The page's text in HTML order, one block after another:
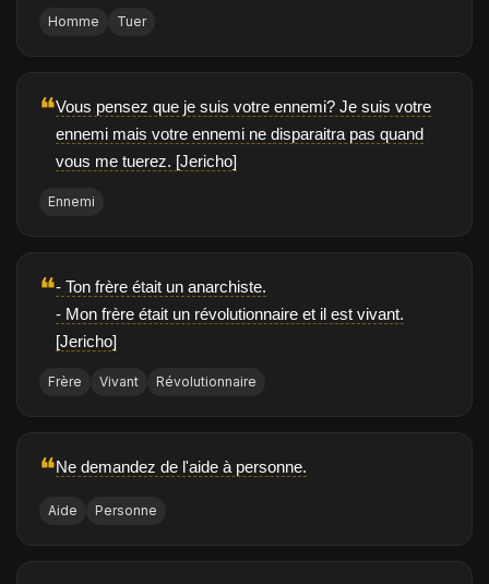
Homme Tuer
❝Vous pensez que je suis votre ennemi? Je suis votre
ennemi mais votre ennemi ne disparaitra pas quand
vous me tuerez. [Jericho]
Ennemi
❝- Ton frère était un anarchiste.
- Mon frère était un révolutionnaire et il est vivant.
[Jericho]
Frère Vivant Révolutionnaire
❝Ne demandez de l'aide à personne.
Aide Personne